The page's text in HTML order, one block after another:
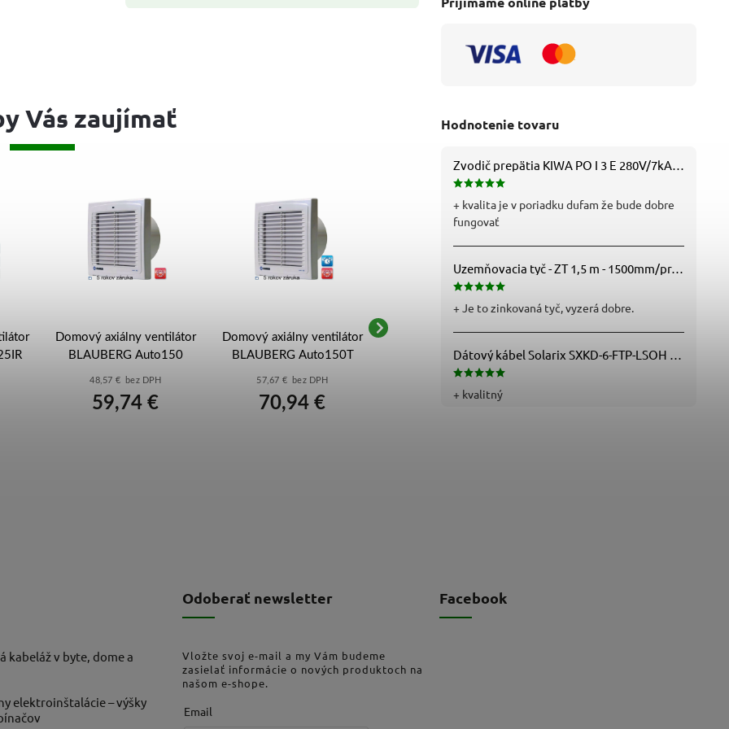
Hodnotenie tovaru
+ kvalita je v poriadku dufam že bude dobre
fungovať
Uzemňovacia tyč - ZT 1,5 m - 1500mm/pr.25mm - Fe/Zn - f712112
+ Je to zinkovaná tyč, vyzerá dobre.
+ kvalitný
Vás zaujímať
Domový axiálny ventilátor
BLAUBERG Auto150
48,57 € bez DPH
59,74 €
Domový axiálny ventilátor
BLAUBERG Auto150T
57,67 € bez DPH
70,94 €
BLAUBERG Auto150IR
73,33 € bez DPH
90,19 €
BLAUBERG Auto150H
kabeláž v byte, dome a
elektroinštalácie – výšky
Odoberať newsletter
Vložte svoj e-mail a my Vám budeme
zasielať informácie o nových produktoch na
našom e-shope.
Email
Facebook